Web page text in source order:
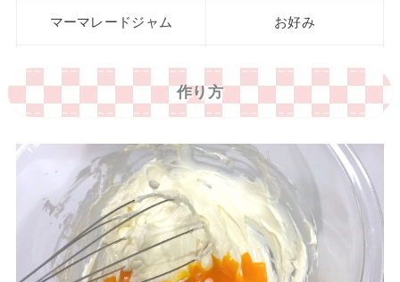
マーマレードジャム お好み
作り方